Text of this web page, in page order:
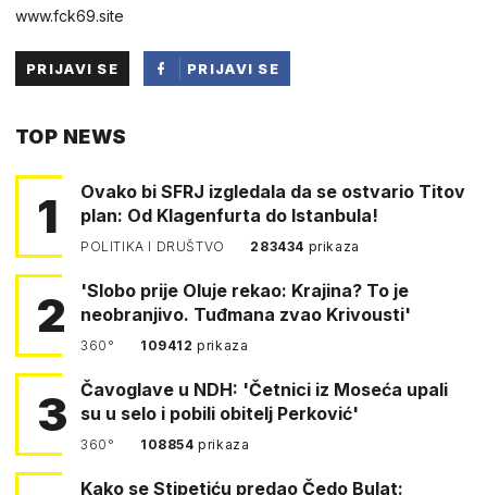
w︆︆w︆︆w︆︆.︆︆f︆︆ck69︆︆.︆︆site
PRIJAVI SE
PRIJAVI SE
TOP NEWS
1
Ovako bi SFRJ izgledala da se ostvario Titov
plan: Od Klagenfurta do Istanbula!
POLITIKA I DRUŠTVO 283434 prikaza
2
'Slobo prije Oluje rekao: Krajina? To je
neobranjivo. Tuđmana zvao Krivousti'
360° 109412prikaza
3
Čavoglave u NDH: 'Četnici iz Moseća upali
su u selo i pobili obitelj Perković'
360° 108854prikaza
Kako se Stipetiću predao Čedo Bulat: